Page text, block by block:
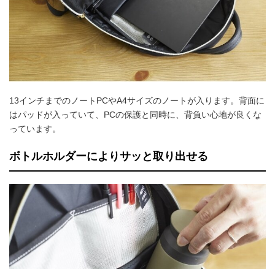
13インチまでのノートPCやA4サイズのノートが入ります。背面に
はパッドが入っていて、PCの保護と同時に、背負い心地が良くな
っています。
ボトルホルダーによりサッと取り出せる